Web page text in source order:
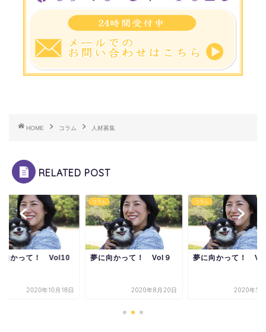
HOME コラム 人材募集
RELATED POST
向かって！ Vol10
2020年10月18日
コラム
夢に向かって！ Vol９
2020年8月20日
コラム
夢に向かって！
2020年5